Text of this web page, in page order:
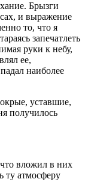
Брызги
и выражение
то, что я
запечатлеть
руки к небу,
ее,
наиболее
уставшие,
получилось
вложил в них
ту атмосферу